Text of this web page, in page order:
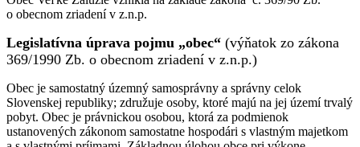
o obecnom zriadení v z.n.p.
Legislatívna úprava pojmu „obec“ (výňatok zo zákona
369/1990 Zb. o obecnom zriadení v z.n.p.)
Obec je samostatný územný samosprávny a správny celok
Slovenskej republiky; združuje osoby, ktoré majú na jej území trvalý
pobyt. Obec je právnickou osobou, ktorá za podmienok
ustanovených zákonom samostatne hospodári s vlastným majetkom